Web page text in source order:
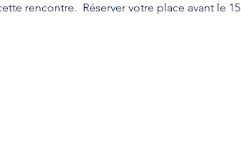
rencontre.  Réserver votre place avant le 15